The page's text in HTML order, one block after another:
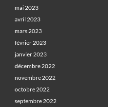
mai 2023
avril 2023
mars 2023
février 2023
janvier 2023
décembre 2022
novembre 2022
octobre 2022
septembre 2022